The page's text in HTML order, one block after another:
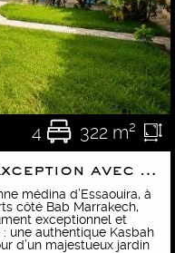
4 322 m²
Kasbah Historique d’Exception avec Jardin Privatif en Médina
médina d’Essaouira, à
côté Bab Marrakech,
exceptionnel et
une authentique Kasbah
d’un majestueux jardin